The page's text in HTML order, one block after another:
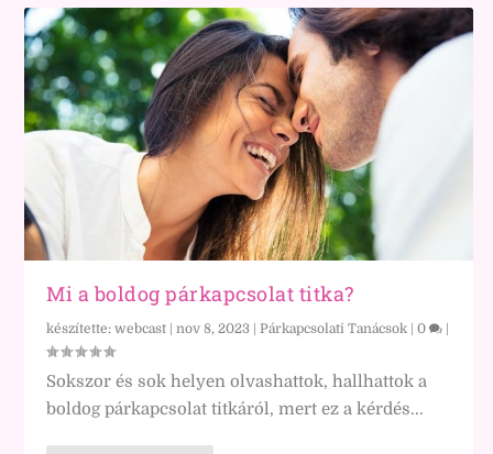
Mi a boldog párkapcsolat titka?
készítette:webcast |nov 8, 2023 |Párkapcsolati Tanácsok |0 |
Sokszor és sok helyen olvashattok, hallhattok a
boldog párkapcsolat titkáról, mert ez a kérdés...